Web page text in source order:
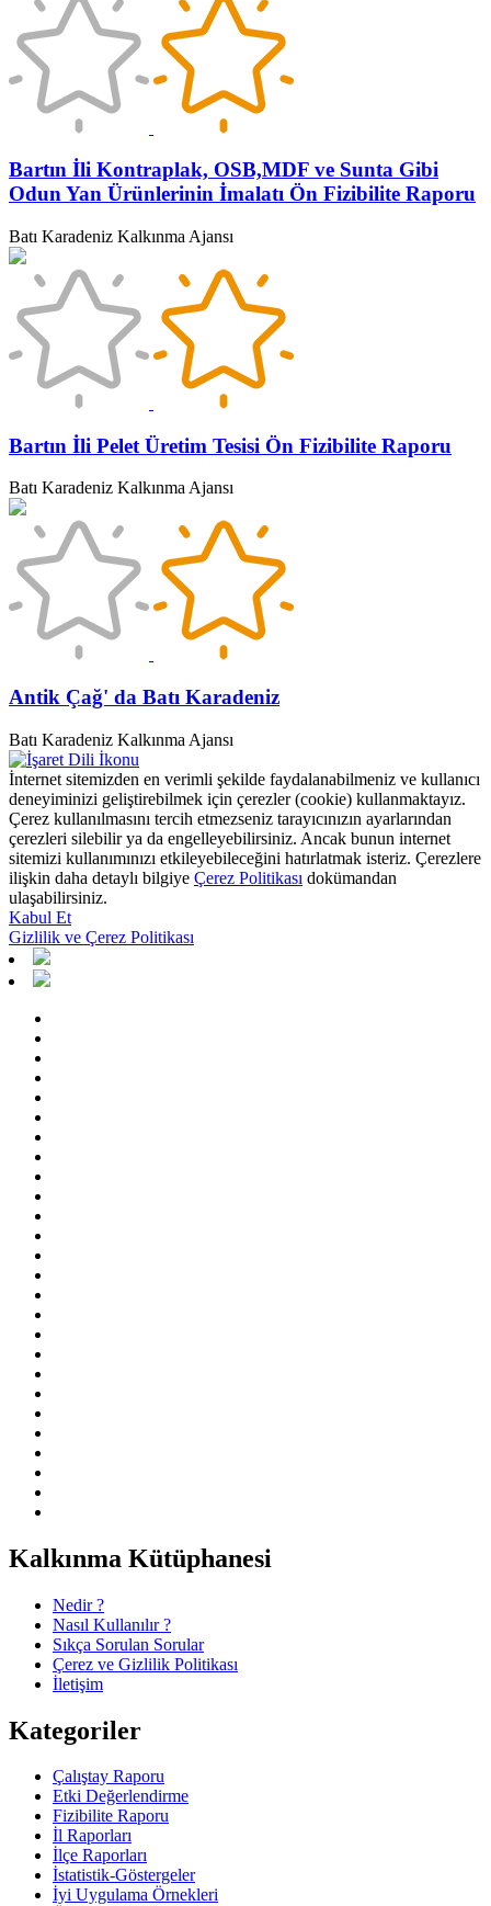
Bartın İli Kontraplak, OSB,MDF ve Sunta Gibi
Odun Yan Ürünlerinin İmalatı Ön Fizibilite Raporu
Batı Karadeniz Kalkınma Ajansı
Bartın İli Pelet Üretim Tesisi Ön Fizibilite Raporu
Batı Karadeniz Kalkınma Ajansı
Antik Çağ' da Batı Karadeniz
Batı Karadeniz Kalkınma Ajansı
İnternet sitemizden en verimli şekilde faydalanabilmeniz ve kullanıcı
deneyiminizi geliştirebilmek için çerezler (cookie) kullanmaktayız.
Çerez kullanılmasını tercih etmezseniz tarayıcınızın ayarlarından
çerezleri silebilir ya da engelleyebilirsiniz. Ancak bunun internet
sitemizi kullanımınızı etkileyebileceğini hatırlatmak isteriz. Çerezlere
ilişkin daha detaylı bilgiye Çerez Politikası dokümandan
ulaşabilirsiniz.
Kabul Et
Gizlilik ve Çerez Politikası
Kalkınma Kütüphanesi
Nedir ?
Nasıl Kullanılır ?
Sıkça Sorulan Sorular
Çerez ve Gizlilik Politikası
İletişim
Kategoriler
Çalıştay Raporu
Etki Değerlendirme
Fizibilite Raporu
İl Raporları
İlçe Raporları
İstatistik-Göstergeler
İyi Uygulama Örnekleri